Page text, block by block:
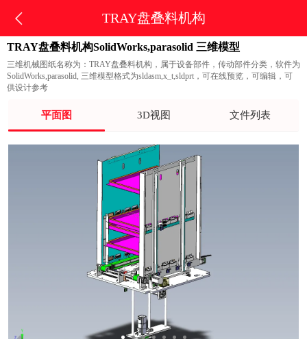
TRAY盘叠料机构
TRAY盘叠料机构SolidWorks,parasolid 三维模型
三维机械图纸名称为：TRAY盘叠料机构，属于设备部件，传动部件分类，软件为
SolidWorks,parasolid, 三维模型格式为sldasm,x_t,sldprt，可在线预览，可编辑，可
供设计参考
平面图 3D视图 文件列表